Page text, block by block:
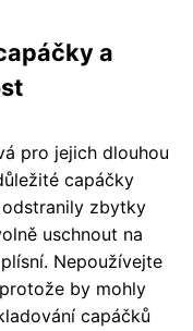
a
pro jejich dlouhou
capáčky
zbytky
uschnout na
Nepoužívejte
by mohly
capáčků